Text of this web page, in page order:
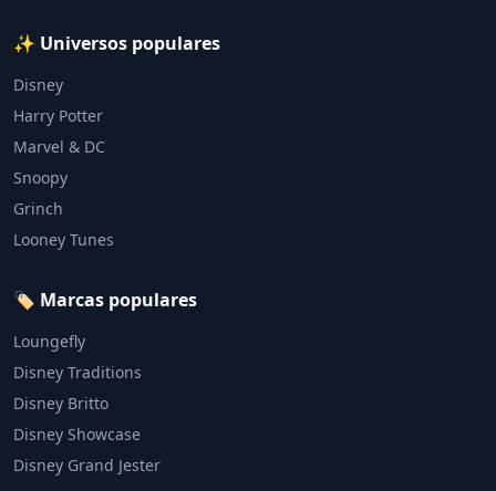
✨ Universos populares
Disney
Harry Potter
Marvel & DC
Snoopy
Grinch
Looney Tunes
🏷️ Marcas populares
Loungefly
Disney Traditions
Disney Britto
Disney Showcase
Disney Grand Jester